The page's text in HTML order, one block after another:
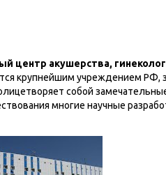
центр акушерства,
крупнейшим учреждением РФ,
собой
многие научные